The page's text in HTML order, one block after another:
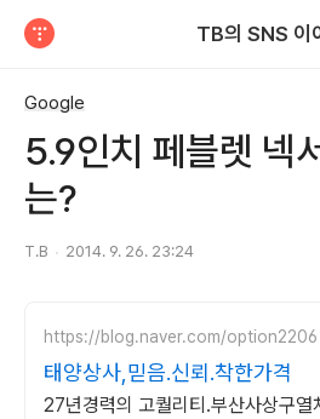
TB의 SNS 이
Google
5.9인치 페블렛 넥
는?
T.B 2014. 9. 26. 23:24
https://blog.naver.com/option2206
태양상사,믿음.신뢰.착한가격
27년경력의 고퀄리티.부산사상구열